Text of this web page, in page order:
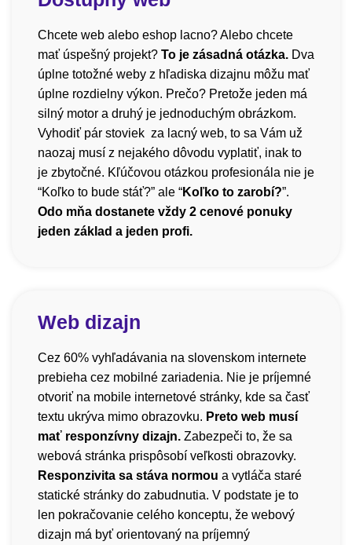
Chcete web alebo eshop lacno? Alebo chcete
mať úspešný projekt? To je zásadná otázka. Dva
úplne totožné weby z hľadiska dizajnu môžu mať
úplne rozdielny výkon. Prečo? Pretože jeden má
silný motor a druhý je jednoduchým obrázkom.
Vyhodiť pár stoviek za lacný web, to sa Vám už
naozaj musí z nejakého dôvodu vyplatiť, inak to
je zbytočné. Kľúčovou otázkou profesionála nie je
“Koľko to bude stáť?” ale “Koľko to zarobí?”.
Odo mňa dostanete vždy 2 cenové ponuky
jeden základ a jeden profi.
Web dizajn
Cez 60% vyhľadávania na slovenskom internete
prebieha cez mobilné zariadenia. Nie je príjemné
otvoriť na mobile internetové stránky, kde sa časť
textu ukrýva mimo obrazovku. Preto web musí
mať responzívny dizajn. Zabezpeči to, že sa
webová stránka prispôsobí veľkosti obrazovky.
Responzivita sa stáva normou a vytláča staré
statické stránky do zabudnutia. V podstate je to
len pokračovanie celého konceptu, že webový
dizajn má byť orientovaný na príjemný